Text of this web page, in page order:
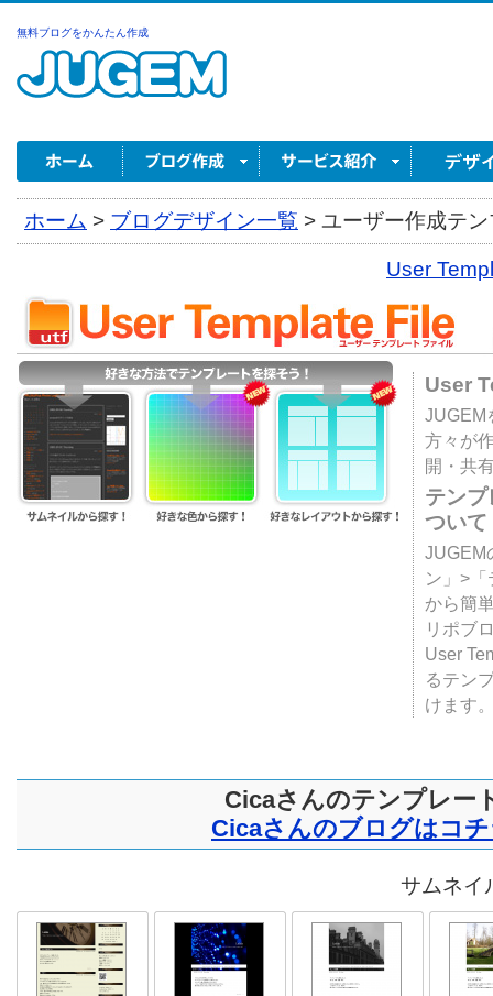
無料ブログをかんたん作成
ホーム > ブログデザイン一覧 > ユーザー作成テ
User
User
JUGEM
方々が
開・共
テン
ついて
JUGEM
ン」>
から簡
リポブ
User
るテン
けます
Cicaさんのテンプレー
Cicaさんのブログはコ
サムネイ